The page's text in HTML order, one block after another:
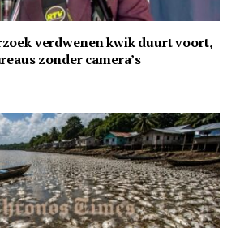
verdwenen kwik duurt voort,
zonder camera’s